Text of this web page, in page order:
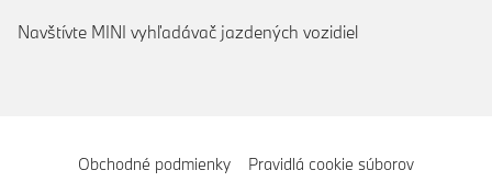
Navštívte MINI vyhľadávač jazdených vozidiel
Obchodné podmienky Pravidlá cookie súborov